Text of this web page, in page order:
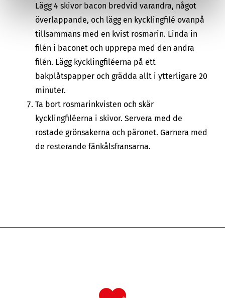
Lägg 4 skivor bacon bredvid varandra, något
överlappande, och lägg en kycklingfilé ovanpå
tillsammans med en kvist rosmarin. Linda in
filén i baconet och upprepa med den andra
filén. Lägg kycklingfiléerna på ett
bakplåtspapper och grädda allt i ytterligare 20
minuter.
Ta bort rosmarinkvisten och skär
kycklingfiléerna i skivor. Servera med de
rostade grönsakerna och päronet. Garnera med
de resterande fänkålsfransarna.